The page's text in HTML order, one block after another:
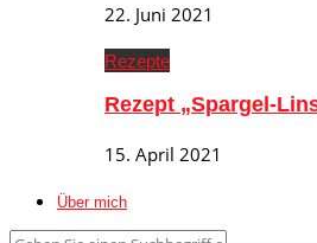
22. Juni 2021
Rezepte
Rezept „Spargel-
15. April 2021
Über mich